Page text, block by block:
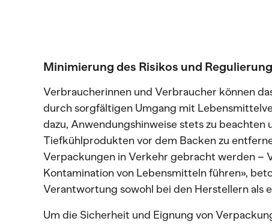
Minimierung des Risikos und
Verbraucherinnen und Verbraucher können
durch sorgfältigen Umgang mit
dazu, Anwendungshinweise stets zu beachten
Tiefkühlprodukten vor dem Backen zu
Verpackungen in Verkehr gebracht werden –
Kontamination von Lebensmitteln führen»,
Verantwortung sowohl bei den Herstellern als
Um die Sicherheit und Eignung von